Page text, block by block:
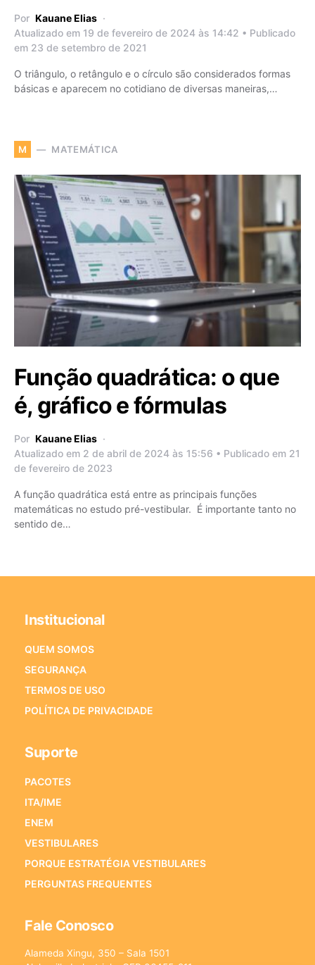
Por Kauane Elias
Atualizado em 19 de fevereiro de 2024 às 14:42 • Publicado
em 23 de setembro de 2021
O triângulo, o retângulo e o círculo são considerados formas
básicas e aparecem no cotidiano de diversas maneiras,…
M MATEMÁTICA
Função quadrática: o que
é, gráfico e fórmulas
Por Kauane Elias
Atualizado em 2 de abril de 2024 às 15:56 • Publicado em 21
de fevereiro de 2023
A função quadrática está entre as principais funções
matemáticas no estudo pré-vestibular. É importante tanto no
sentido de…
Institucional
QUEM SOMOS
SEGURANÇA
TERMOS DE USO
POLÍTICA DE PRIVACIDADE
Suporte
PACOTES
ITA/IME
ENEM
VESTIBULARES
PORQUE ESTRATÉGIA VESTIBULARES
PERGUNTAS FREQUENTES
Fale Conosco
Alameda Xingu, 350 – Sala 1501